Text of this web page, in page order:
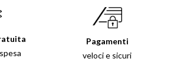
Pagamenti
veloci e sicuri